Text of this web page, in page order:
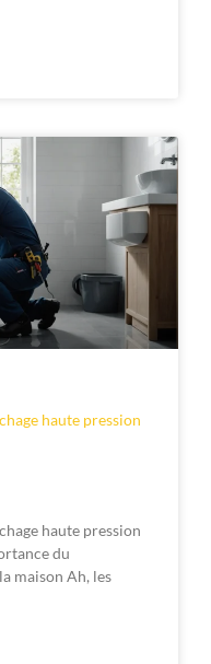
haute pression
haute pression
du
maison Ah, les